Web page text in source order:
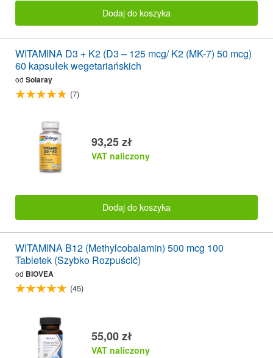
Dodaj do koszyka
WITAMINA D3 + K2 (D3 – 125 mcg/ K2 (MK-7) 50 mcg)
60 kapsułek wegetariańskich
od Solaray
(7)
93,25 zł
VAT naliczony
Dodaj do koszyka
WITAMINA B12 (Methylcobalamin) 500 mcg 100
Tabletek (Szybko Rozpuścić)
od BIOVEA
(45)
55,00 zł
VAT naliczony